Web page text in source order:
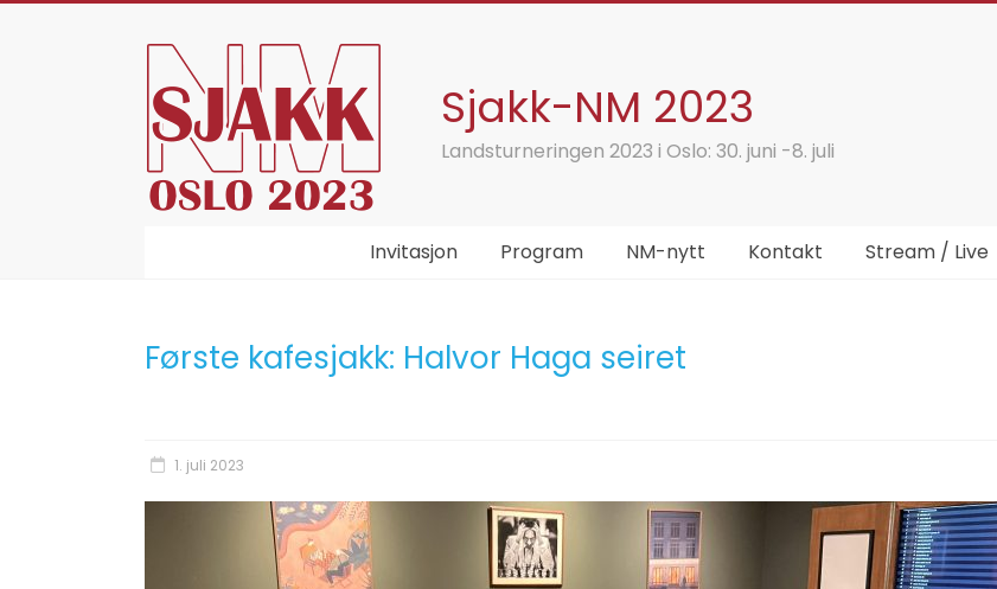
Sjakk-NM 2023
Landsturneringen 2023 i Oslo: 30. juni -8. juli
Invitasjon Program NM-nytt Kontakt Stream / Live
Første kafesjakk: Halvor Haga seiret
1. juli 2023